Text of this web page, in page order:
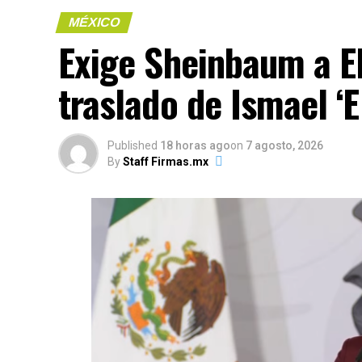
(más…)
Compártelo:
Me gusta esto:
MÉXICO
Exige Sheinbaum a
traslado de Ismael
Published 18 horas agoon 7 agosto, 2026
ByStaff Firmas.mx